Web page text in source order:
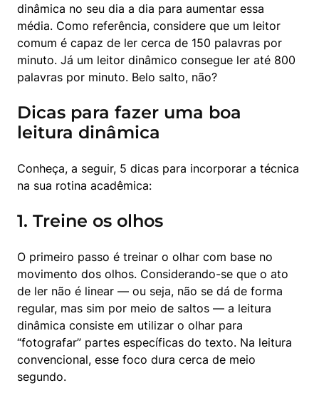
dinâmica no seu dia a dia para aumentar essa
média. Como referência, considere que um leitor
comum é capaz de ler cerca de 150 palavras por
minuto. Já um leitor dinâmico consegue ler até 800
palavras por minuto. Belo salto, não?
Dicas para fazer uma boa
leitura dinâmica
Conheça, a seguir, 5 dicas para incorporar a técnica
na sua rotina acadêmica:
1. Treine os olhos
O primeiro passo é treinar o olhar com base no
movimento dos olhos. Considerando-se que o ato
de ler não é linear — ou seja, não se dá de forma
regular, mas sim por meio de saltos — a leitura
dinâmica consiste em utilizar o olhar para
“fotografar” partes específicas do texto. Na leitura
convencional, esse foco dura cerca de meio
segundo.